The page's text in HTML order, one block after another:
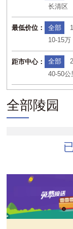
长清区
最低价位： 全部
10-15万
距市中心： 全部
40-50公
全部陵园